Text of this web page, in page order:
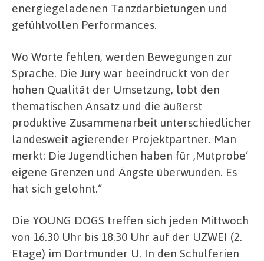
energiegeladenen Tanzdarbietungen und
gefühlvollen Performances.
Wo Worte fehlen, werden Bewegungen zur
Sprache. Die Jury war beeindruckt von der
hohen Qualität der Umsetzung, lobt den
thematischen Ansatz und die äußerst
produktive Zusammenarbeit unterschiedlicher
landesweit agierender Projektpartner. Man
merkt: Die Jugendlichen haben für ,Mutprobe‘
eigene Grenzen und Ängste überwunden. Es
hat sich gelohnt.“
Die YOUNG DOGS treffen sich jeden Mittwoch
von 16.30 Uhr bis 18.30 Uhr auf der UZWEI (2.
Etage) im Dortmunder U. In den Schulferien